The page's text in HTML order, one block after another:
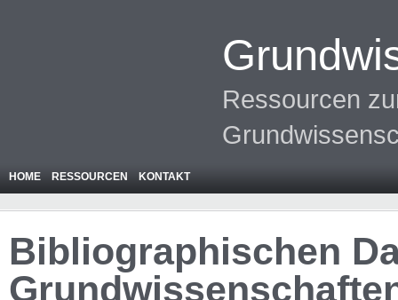
Ressourcen
HOME RESSOURCEN KONTAKT
Bibliographischen